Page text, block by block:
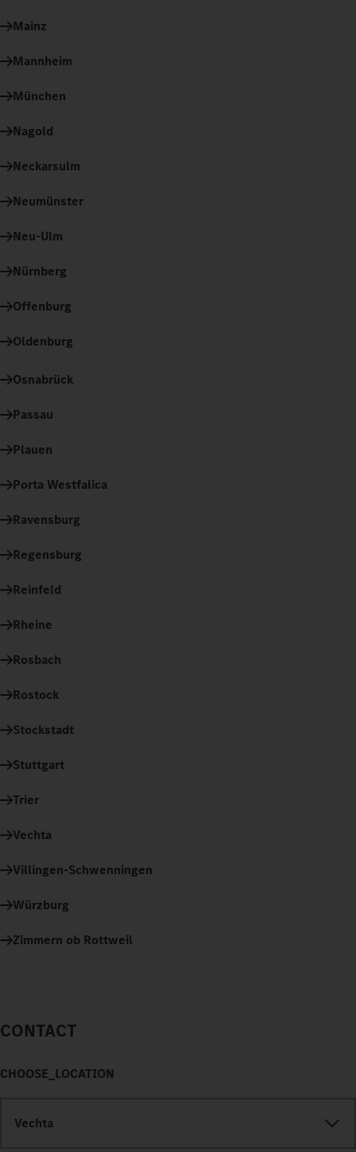
Mainz
Mannheim
München
Nagold
Neckarsulm
Neumünster
Neu-Ulm
Nürnberg
Offenburg
Oldenburg
Osnabrück
Passau
Plauen
Porta Westfalica
Ravensburg
Regensburg
Reinfeld
Rheine
Rosbach
Rostock
Stockstadt
Stuttgart
Trier
Vechta
Villingen-Schwenningen
Würzburg
Zimmern ob Rottweil
CONTACT
CHOOSE_LOCATION
Vechta